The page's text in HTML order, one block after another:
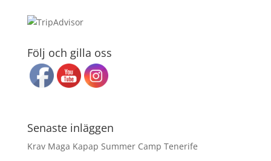
Följ och gilla oss
Senaste inläggen
Krav Maga Kapap Summer Camp Tenerife